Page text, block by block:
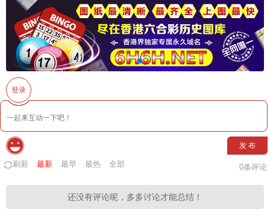
登录
发 布
刷新 最新 最早 最热 全部 0条评论
还没有评论呢，多多讨论才能总结！